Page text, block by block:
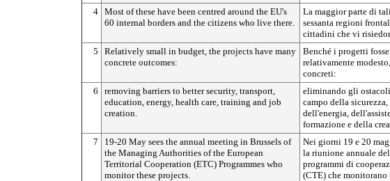
4 Most of these have been centred around the EU's
60 internal borders and the citizens who live there.
La maggior parte di
sessanta regioni
cittadini che vi
5
Relatively small in budget, the projects have many
concrete outcomes:
Benché i progetti
relativamente
concreti:
6
removing barriers to better security, transport,
education, energy, health care, training and job
creation.
eliminando gli
campo della
dell'energia,
formazione e della
7
19-20 May sees the annual meeting in Brussels of
the Managing Authorities of the European
Territorial Cooperation (ETC) Programmes who
monitor these projects.
Nei giorni 19 e 20
la riunione annuale
programmi di
(CTE) che